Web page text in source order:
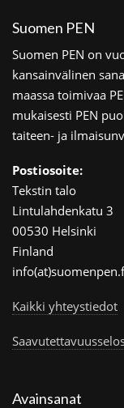
Suomen PEN
Suomen PEN on
kansainvälinen
maassa toimivaa
mukaisesti PEN
taiteen- ja
Postiosoite:
Tekstin talo
Lintulahdenkatu 3
00530 Helsinki
Finland
Kaikki yhteystiedot
Avainsanat